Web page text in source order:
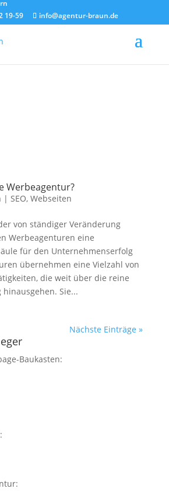
19-59
info@agentur-braun.de
Werbeagentur?
| SEO, Webseiten
von ständiger Veränderung
Werbeagenturen eine
für den Unternehmenserfolg
übernehmen eine Vielzahl von
die weit über die reine
Sie...
Nächste Einträge »
Baukasten: